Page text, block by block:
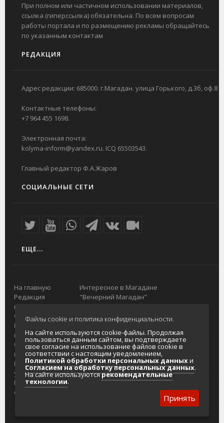
При полном или частичном использовании материалов,
ссылка (гиперссылка) обязательна. По всем вопросам
работы портала и по размещению рекламы обращайтесь
по указанным контактам
РЕДАКЦИЯ
Адрес редакции: 685000. г.Магадан. улица Горького, д.3б, оф.8
Контактные телефоны:
+7 964 455 1698.
Электронная почта:
kolyma-inform@yandex.ru. ICQ 65503543.
Главный редактор Ф.А.Жаров
СОЦИАЛЬНЫЕ СЕТИ
ЕЩЕ...
На главную
Редакция
портала
О проекте
Реклама на
портале
Отзывы и
предложения
Интернет-
услуги
Разработка
сайтов
Интересное в Магадане
"Вечерний Магадан"
Городская доска объявлений
Реклама
Главный туристический портал
Колымы
Политика в отношении обработки
персональных данных
Согласие на обработку персональных
данных
Файлы cookie и политика конфиденциальности.
На сайте используются cookie-файлы. Продолжая
пользоваться данным сайтом, вы подтверждаете
свое согласие на использование файлов cookie в
соответствии с настоящим уведомлением,
Политикой обработки персональных данныхи
Согласием на обработку персональных данных.
На сайте используютсярекомендательные
технологии.
Принять